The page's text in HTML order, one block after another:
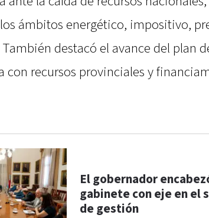
ámbitos energético, impositivo,
destacó el avance del plan
con recursos provinciales y
El gobernador
gabinete con eje en el
de gestión